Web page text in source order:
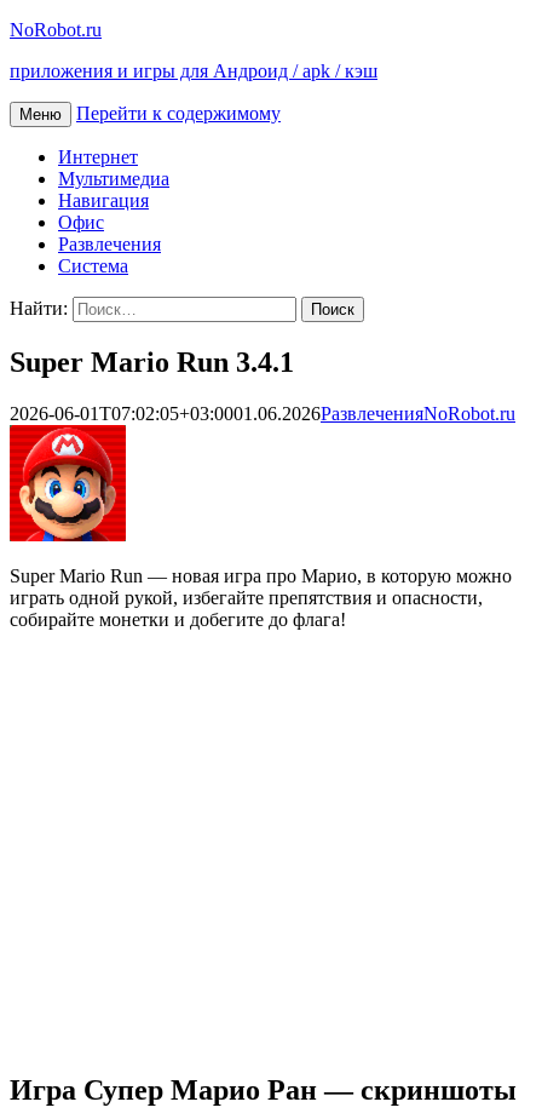
NoRobot.ru
приложения и игры для Андроид / apk / кэш
Меню Перейти к содержимому
Интернет
Мультимедиа
Навигация
Офис
Развлечения
Система
Найти:
Super Mario Run 3.4.1
2026-06-01T07:02:05+03:0001.06.2026РазвлеченияNoRobot.ru
Super Mario Run — новая игра про Марио, в которую можно
играть одной рукой, избегайте препятствия и опасности,
собирайте монетки и добегите до флага!
Игра Супер Марио Ран — скриншоты